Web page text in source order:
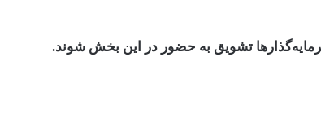
تشویق به حضور در این بخش شوند.